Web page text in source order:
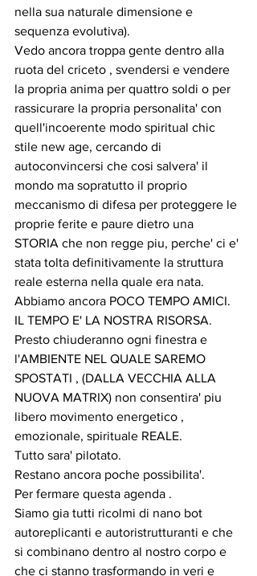
nella sua naturale dimensione e
sequenza evolutiva).
Vedo ancora troppa gente dentro alla
ruota del criceto , svendersi e vendere
la propria anima per quattro soldi o per
rassicurare la propria personalita' con
quell'incoerente modo spiritual chic
stile new age, cercando di
autoconvincersi che cosi salvera' il
mondo ma sopratutto il proprio
meccanismo di difesa per proteggere le
proprie ferite e paure dietro una
STORIA che non regge piu, perche' ci e'
stata tolta definitivamente la struttura
reale esterna nella quale era nata.
Abbiamo ancora POCO TEMPO AMICI.
IL TEMPO E' LA NOSTRA RISORSA.
Presto chiuderanno ogni finestra e
l'AMBIENTE NEL QUALE SAREMO
SPOSTATI , (DALLA VECCHIA ALLA
NUOVA MATRIX) non consentira' piu
libero movimento energetico ,
emozionale, spirituale REALE.
Tutto sara' pilotato.
Restano ancora poche possibilita'.
Per fermare questa agenda .
Siamo gia tutti ricolmi di nano bot
autoreplicanti e autoristrutturanti e che
si combinano dentro al nostro corpo e
che ci stanno trasformando in veri e